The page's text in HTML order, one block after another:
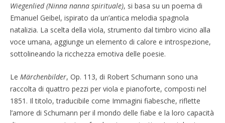
Wiegenlied (Ninna nanna spirituale), si basa su un poema di
Emanuel Geibel, ispirato da un’antica melodia spagnola
natalizia. La scelta della viola, strumento dal timbro vicino alla
voce umana, aggiunge un elemento di calore e introspezione,
sottolineando la ricchezza emotiva delle poesie.
Le Märchenbilder, Op. 113, di Robert Schumann sono una
raccolta di quattro pezzi per viola e pianoforte, composti nel
1851. Il titolo, traducibile come Immagini fiabesche, riflette
l’amore di Schumann per il mondo delle fiabe e la loro capacità